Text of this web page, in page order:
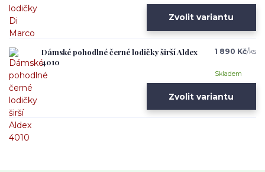
Zvolit variantu
Dámské pohodlné černé lodičky širší Aldex
4010
1 890 Kč/ks
Skladem
Zvolit variantu